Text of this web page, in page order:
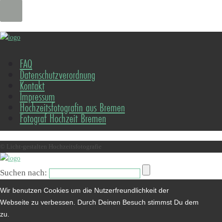
FAQ
Datenschutzverordnung
Kontakt
Impressum
Hochzeitsfotografin aus Bremen
Fotograf Hochzeit Bremen
© Licht-gestalten Hochzeitsfotografie
Suchen nach:
Wir benutzen Cookies um die Nutzerfreundlichkeit der
Webseite zu verbessen. Durch Deinen Besuch stimmst Du dem
zu.